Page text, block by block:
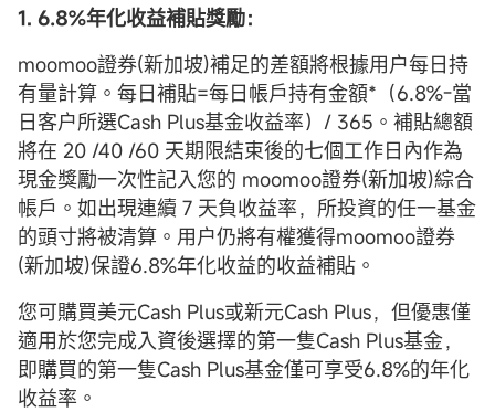
1. 6.8%年化收益補貼獎勵：
moomoo證券(新加坡)補足的差額將根據用户每日持
有量計算。每日補貼=每日帳戶持有金額*（6.8%-當
日客户所選Cash Plus基金收益率）/ 365。補貼總額
將在 20 /40 /60 天期限結束後的七個工作日內作為
現金獎勵一次性記入您的 moomoo證券(新加坡)綜合
帳戶。如出現連續 7 天負收益率，所投資的任一基金
的頭寸將被清算。用户仍將有權獲得moomoo證券
(新加坡)保證6.8%年化收益的收益補貼。
您可購買美元Cash Plus或新元Cash Plus，但優惠僅
適用於您完成入資後選擇的第一隻Cash Plus基金，
即購買的第一隻Cash Plus基金僅可享受6.8%的年化
收益率。